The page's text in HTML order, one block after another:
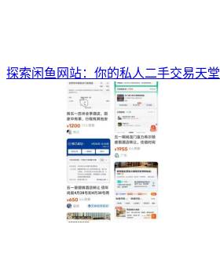
探索闲鱼网站：你的私人二手交易天堂